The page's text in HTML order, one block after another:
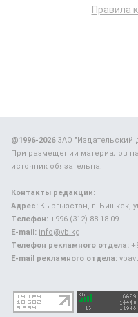
Правила
@1996-2026ЗАО "Издательский
При размещении материалов
источник обязательна.
Контакты редакции:
Адрес: Кыргызстан, г. Бишкек,
Телефон: +996 (312) 88-18-09.
E-mail: info@vb.kg
Телефон рекламного отдела:
E-mail рекламного отдела: